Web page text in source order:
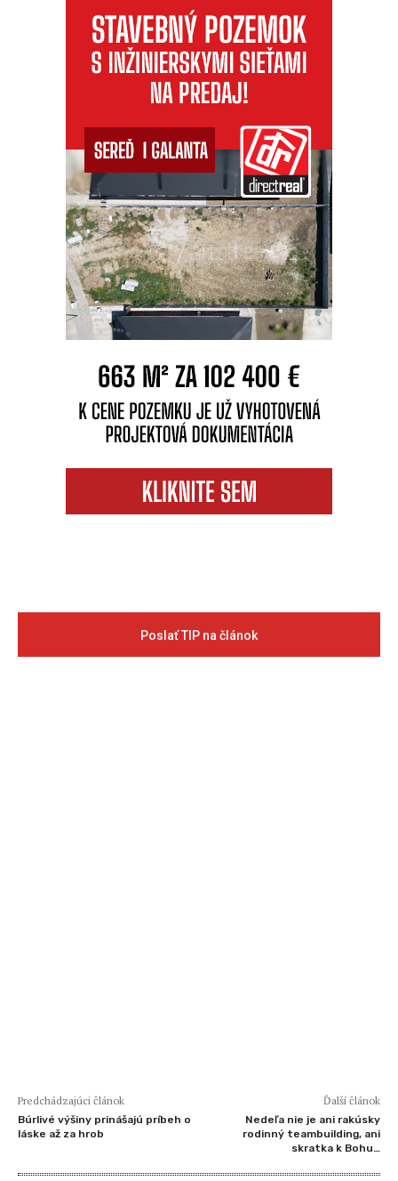
Poslať TIP na článok
Predchádzajúci článok
Búrlivé výšiny prinášajú príbeh o
láske až za hrob
Ďalší článok
Nedeľa nie je ani rakúsky
rodinný teambuilding, ani
skratka k Bohu…